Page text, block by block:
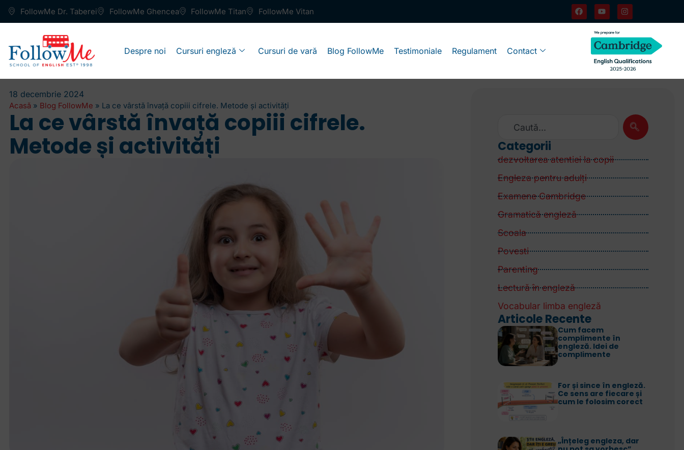
FollowMe Dr. Taberei FollowMe Ghencea FollowMe Titan FollowMe Vitan
Despre noi Cursuri engleză Cursuri de vară Blog FollowMe Testimoniale Regulament Contact
18 decembrie 2024
Acasă » Blog FollowMe » La ce vârstă învață copiii cifrele. Metode și activități
La ce vârstă învață copiii cifrele.
Metode și activități Categorii
dezvoltarea atentiei la copii
Engleza pentru adulţi
Examene Cambridge
Gramatică engleză
Scoala
Povesti
Parenting
Lectură în engleză
Vocabular limba engleză
Articole Recente
Cum facem
complimente în
engleză. Idei de
complimente
For și since în engleză.
Ce sens are fiecare și
cum le folosim corect
„Înțeleg engleza, dar